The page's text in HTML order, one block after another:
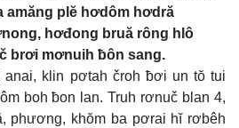
amăng plĕ hơdôm hơdră
hơđong bruă rông hlô
brơi mơnuih ƀôn sang.
anai, klin pơtah čroh ƀơi un tŏ tui
boh ƀon lan. Truh rơnuč blan 4,
phương, khŏm ba pơrai hĭ rơbêh